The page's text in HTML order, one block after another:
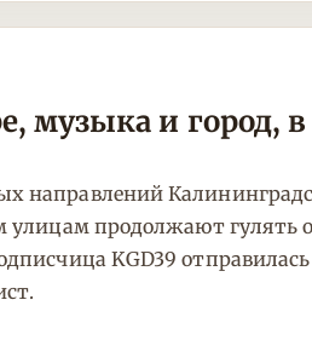
музыка и город,
направлений
улицам продолжают
KGD39